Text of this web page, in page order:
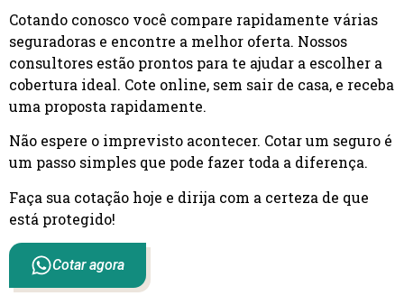
Cotando conosco você compare rapidamente várias
seguradoras e encontre a melhor oferta. Nossos
consultores estão prontos para te ajudar a escolher a
cobertura ideal. Cote online, sem sair de casa, e receba
uma proposta rapidamente.
Não espere o imprevisto acontecer. Cotar um seguro é
um passo simples que pode fazer toda a diferença.
Faça sua cotação hoje e dirija com a certeza de que
está protegido!
Cotar agora